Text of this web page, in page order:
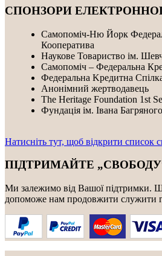
СПОНЗОРИ
Самопоміч-Ню Йорк
Кооператива
Наукове Товариство ім.
Самопоміч – Федеральна
Федеральнa Kредитнa
Анонімний жертводавець
The Heritage Foundation 1st
Фундація ім. Івана Багряного
Натисніть тут, щоб відкрити список
ПІДТРИМАЙТЕ
Ми залежимо від Вашої підтримки.
допоможе нам продовжити служити